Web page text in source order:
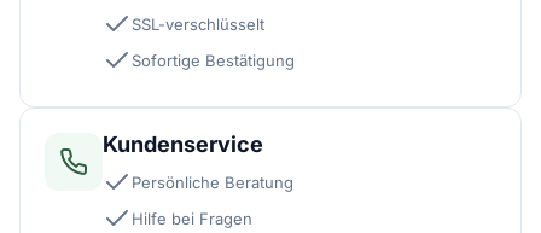
SSL-verschlüsselt
Sofortige Bestätigung
Kundenservice
Persönliche Beratung
Hilfe bei Fragen